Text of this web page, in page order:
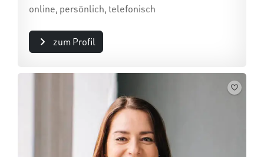
online, persönlich, telefonisch
zum Profil